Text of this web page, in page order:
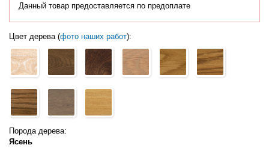
Данный товар предоставляется по предоплате
Цвет дерева (фото наших работ):
Порода дерева:
Ясень